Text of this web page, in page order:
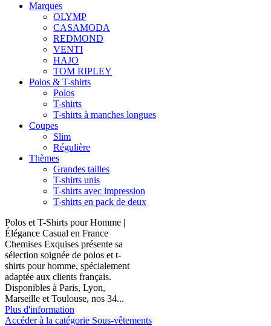
Marques
OLYMP
CASAMODA
REDMOND
VENTI
HAJO
TOM RIPLEY
Polos & T-shirts
Polos
T-shirts
T-shirts à manches longues
Coupes
Slim
Régulière
Thèmes
Grandes tailles
T-shirts unis
T-shirts avec impression
T-shirts en pack de deux
Polos et T-Shirts pour Homme |
Élégance Casual en France
Chemises Exquises présente sa
sélection soignée de polos et t-
shirts pour homme, spécialement
adaptée aux clients français.
Disponibles à Paris, Lyon,
Marseille et Toulouse, nos 34...
Plus d'information
Accéder à la catégorie Sous-vêtements